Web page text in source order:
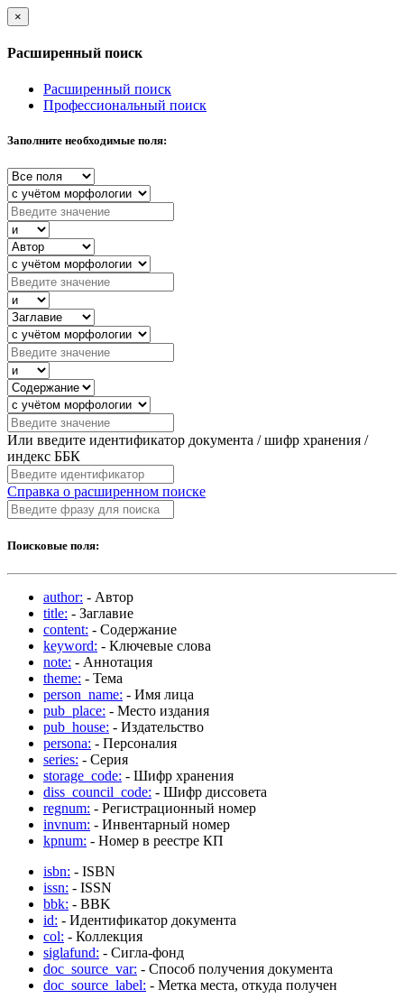
×
Расширенный поиск
Расширенный поиск
Профессиональный поиск
Заполните необходимые поля:
Или введите идентификатор документа / шифр хранения /
индекс ББК
Справка о расширенном поиске
Поисковые поля:
author: - Автор
title: - Заглавие
content: - Содержание
keyword: - Ключевые слова
note: - Аннотация
theme: - Тема
person_name: - Имя лица
pub_place: - Место издания
pub_house: - Издательство
persona: - Персоналия
series: - Серия
storage_code: - Шифр хранения
diss_council_code: - Шифр диссовета
regnum: - Регистрационный номер
invnum: - Инвентарный номер
kpnum: - Номер в реестре КП
isbn: - ISBN
issn: - ISSN
bbk: - BBK
id: - Идентификатор документа
col: - Коллекция
siglafund: - Сигла-фонд
doc_source_var: - Способ получения документа
doc_source_label: - Метка места, откуда получен